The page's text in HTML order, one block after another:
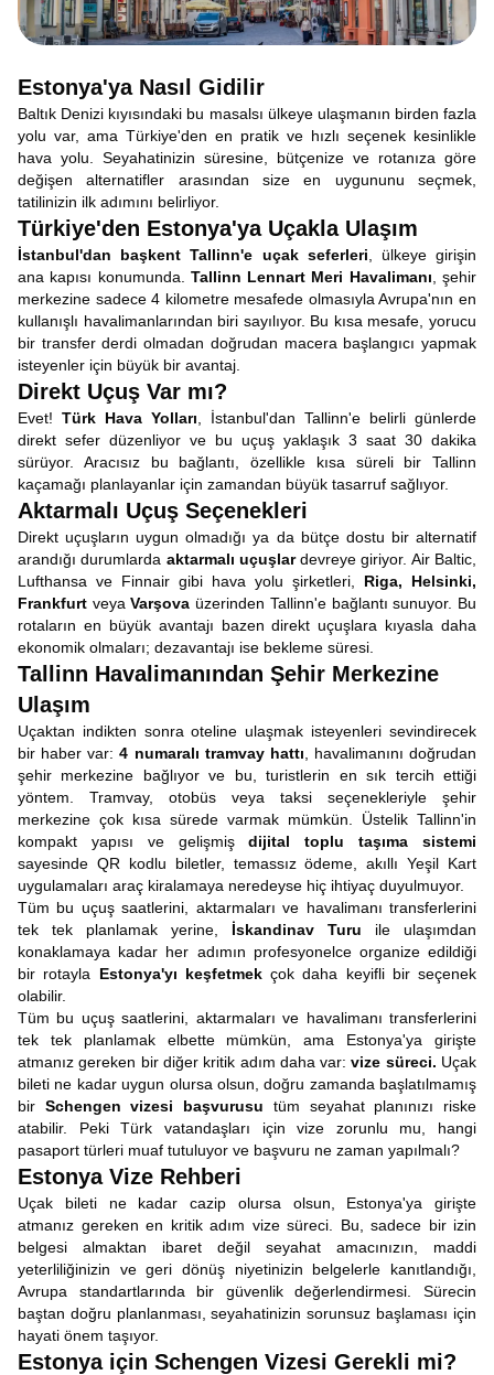
Estonya'ya Nasıl Gidilir
Baltık Denizi kıyısındaki bu masalsı ülkeye ulaşmanın birden fazla
yolu var, ama Türkiye'den en pratik ve hızlı seçenek kesinlikle
hava yolu. Seyahatinizin süresine, bütçenize ve rotanıza göre
değişen alternatifler arasından size en uygununu seçmek,
tatilinizin ilk adımını belirliyor.
Türkiye'den Estonya'ya Uçakla Ulaşım
İstanbul'dan başkent Tallinn'e uçak seferleri , ülkeye girişin
ana kapısı konumunda. Tallinn Lennart Meri Havalimanı , şehir
merkezine sadece 4 kilometre mesafede olmasıyla Avrupa'nın en
kullanışlı havalimanlarından biri sayılıyor. Bu kısa mesafe, yorucu
bir transfer derdi olmadan doğrudan macera başlangıcı yapmak
isteyenler için büyük bir avantaj.
Direkt Uçuş Var mı?
Evet! Türk Hava Yolları , İstanbul'dan Tallinn'e belirli günlerde
direkt sefer düzenliyor ve bu uçuş yaklaşık 3 saat 30 dakika
sürüyor. Aracısız bu bağlantı, özellikle kısa süreli bir Tallinn
kaçamağı planlayanlar için zamandan büyük tasarruf sağlıyor.
Aktarmalı Uçuş Seçenekleri
Direkt uçuşların uygun olmadığı ya da bütçe dostu bir alternatif
arandığı durumlarda aktarmalı uçuşlardevreye giriyor. Air Baltic,
Lufthansa ve Finnair gibi hava yolu şirketleri, Riga, Helsinki,
Frankfurt veya Varşova üzerinden Tallinn'e bağlantı sunuyor. Bu
rotaların en büyük avantajı bazen direkt uçuşlara kıyasla daha
ekonomik olmaları; dezavantajı ise bekleme süresi.
Tallinn Havalimanından Şehir Merkezine
Ulaşım
Uçaktan indikten sonra oteline ulaşmak isteyenleri sevindirecek
bir haber var:4 numaralı tramvay hattı , havalimanını doğrudan
şehir merkezine bağlıyor ve bu, turistlerin en sık tercih ettiği
yöntem. Tramvay, otobüs veya taksi seçenekleriyle şehir
merkezine çok kısa sürede varmak mümkün. Üstelik Tallinn'in
kompakt yapısı ve gelişmişdijital toplu taşıma sistemi
sayesinde QR kodlu biletler, temassız ödeme, akıllı Yeşil Kart
uygulamaları araç kiralamaya neredeyse hiç ihtiyaç duyulmuyor.
Tüm bu uçuş saatlerini, aktarmaları ve havalimanı transferlerini
tek tek planlamak yerine, İskandinav Turu ile ulaşımdan
konaklamaya kadar her adımın profesyonelce organize edildiği
bir rotayla Estonya'yı keşfetmekçok daha keyifli bir seçenek
olabilir.
Tüm bu uçuş saatlerini, aktarmaları ve havalimanı transferlerini
tek tek planlamak elbette mümkün, ama Estonya'ya girişte
atmanız gereken bir diğer kritik adım daha var:vize süreci. Uçak
bileti ne kadar uygun olursa olsun, doğru zamanda başlatılmamış
bir Schengen vizesi başvurusu tüm seyahat planınızı riske
atabilir. Peki Türk vatandaşları için vize zorunlu mu, hangi
pasaport türleri muaf tutuluyor ve başvuru ne zaman yapılmalı?
Estonya Vize Rehberi
Uçak bileti ne kadar cazip olursa olsun, Estonya'ya girişte
atmanız gereken en kritik adım vize süreci. Bu, sadece bir izin
belgesi almaktan ibaret değil seyahat amacınızın, maddi
yeterliliğinizin ve geri dönüş niyetinizin belgelerle kanıtlandığı,
Avrupa standartlarında bir güvenlik değerlendirmesi. Sürecin
baştan doğru planlanması, seyahatinizin sorunsuz başlaması için
hayati önem taşıyor.
Estonya için Schengen Vizesi Gerekli mi?